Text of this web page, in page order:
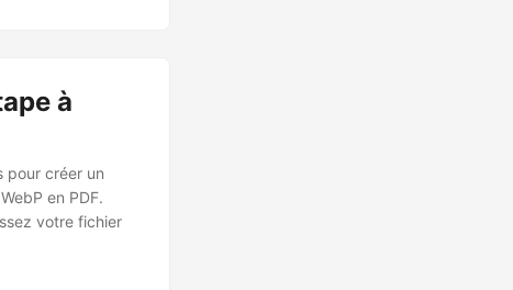
à
pour créer un
en PDF.
votre fichier